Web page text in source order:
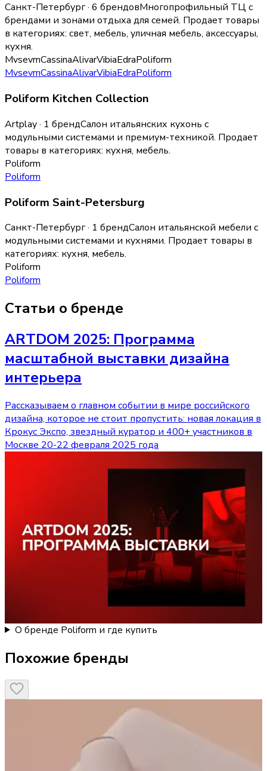
Санкт-Петербург · 6 брендовМногопрофильный ТЦ с
брендами и зонами отдыха для семей. Продает товары
в категориях: свет, мебель, уличная мебель, аксессуары,
кухня.
MvsevmCassinaAlivarVibiaEdraPoliform
MvsevmCassinaAlivarVibiaEdraPoliform
Poliform Kitchen Collection
Artplay · 1 брендСалон итальянских кухонь с
модульными системами и премиум-техникой. Продает
товары в категориях: кухня, мебель.
Poliform
Poliform
Poliform Saint-Petersburg
Санкт-Петербург · 1 брендСалон итальянской мебели с
модульными системами и кухнями. Продает товары в
категориях: кухня, мебель.
Poliform
Poliform
Статьи о бренде
ARTDOM 2025: Программа
масштабной выставки дизайна
интерьера
Рассказываем о главном событии в мире российского
дизайна, которое не стоит пропустить: новая локация в
Крокус Экспо, звездный куратор и 400+ участников в
Москве 20-22 февраля 2025 года
О бренде Poliform и где купить
Похожие бренды